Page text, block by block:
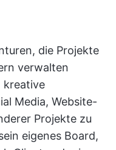
die Projekte
verwalten
kreative
Media, Website-
Projekte zu
eigenes Board,